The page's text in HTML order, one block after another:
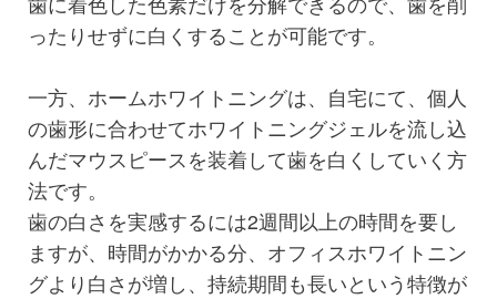
ったりせずに白くすることが可能です。
一方、ホームホワイトニングは、自宅にて、個人
の歯形に合わせてホワイトニングジェルを流し込
んだマウスピースを装着して歯を白くしていく方
法です。
歯の白さを実感するには2週間以上の時間を要し
ますが、時間がかかる分、オフィスホワイトニン
グより白さが増し、持続期間も長いという特徴が